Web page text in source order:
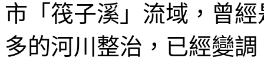
市「筏子溪」流域，曾
多的河川整治，已經變調